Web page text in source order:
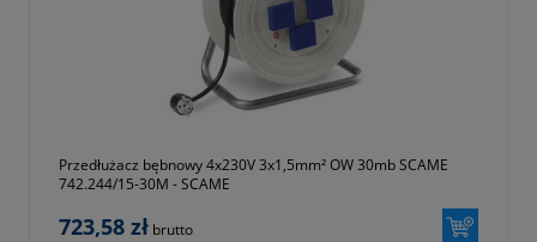
Przedłużacz bębnowy 4x230V 3x1,5mm² OW 30mb SCAME
742.244/15-30M - SCAME
723,58 zł brutto